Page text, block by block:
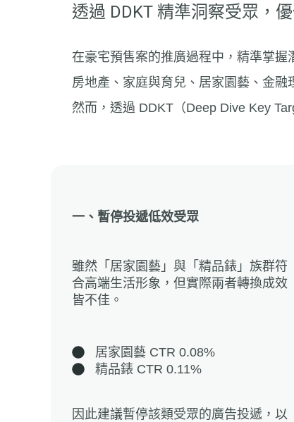
透過 DDKT 精準洞察受眾，
在豪宅預售案的推廣過程中，精準掌
房地產、家庭與育兒、居家園藝、金融
然而，透過 DDKT（Deep Dive Key
一、暫停投遞低效受眾
雖然「居家園藝」與「精品錶」族群符
合高端生活形象，但實際兩者轉換成效
皆不佳。
居家園藝 CTR 0.08%
精品錶 CTR 0.11%
因此建議暫停該類受眾的廣告投遞，以